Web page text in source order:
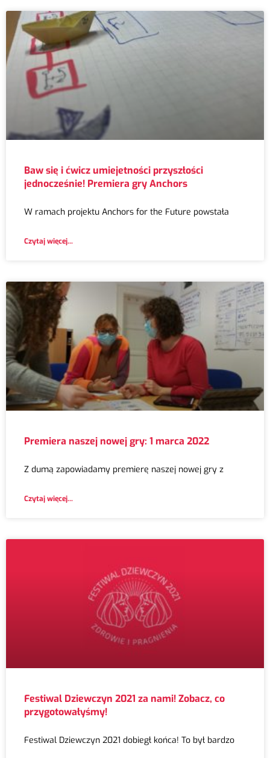
Baw się i ćwicz umiejetności przyszłości
jednocześnie! Premiera gry Anchors
W ramach projektu Anchors for the Future powstała
Czytaj więcej...
Premiera naszej nowej gry: 1 marca 2022
Z dumą zapowiadamy premierę naszej nowej gry z
Czytaj więcej...
Festiwal Dziewczyn 2021 za nami! Zobacz, co
przygotowałyśmy!
Festiwal Dziewczyn 2021 dobiegł końca! To był bardzo